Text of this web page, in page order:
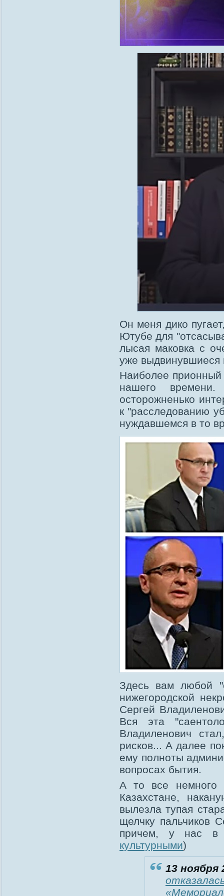
Он меня дико
Ютубе для
лысая маковка с
уже выдвинувшиеся
Наиболее прионный
нашего
осторожненько
к "расследованию
нуждавшемся в то
Здесь вам любой
нижегородской
Сергей
Вся эта
Владиленович
рисков... А далее
ему полноты
вопросах бытия.
А то все немного
Казахстане,
вылезла тупая
щелчку пальчиков
причем, у нас
культурными)
13 ноября